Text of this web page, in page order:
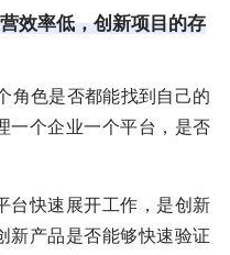
效率低，创新项目的存
角色是否都能找到自己的
一个企业一个平台，是否
台快速展开工作，是创新
新产品是否能够快速验证